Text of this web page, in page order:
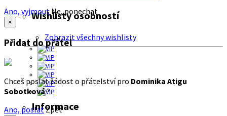
Wishlisty osobností
Zobrazit všechny wishlisty
Informace
Ano, vyjmout Ne, ponechat
×
Přidat do přátel
Chceš poslat žádost o přátelství pro Dominika Atigu
Sobotková?
Ano, poslatZpět